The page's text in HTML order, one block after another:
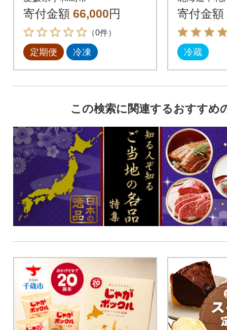
寄付金額 66,000円
（0件）
定期便 冷凍
5箱 合
38]
寄付金額
冷蔵
この検索に関連するおすすめ